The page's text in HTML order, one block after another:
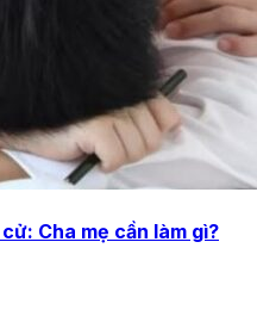
Cha mẹ cần làm gì?